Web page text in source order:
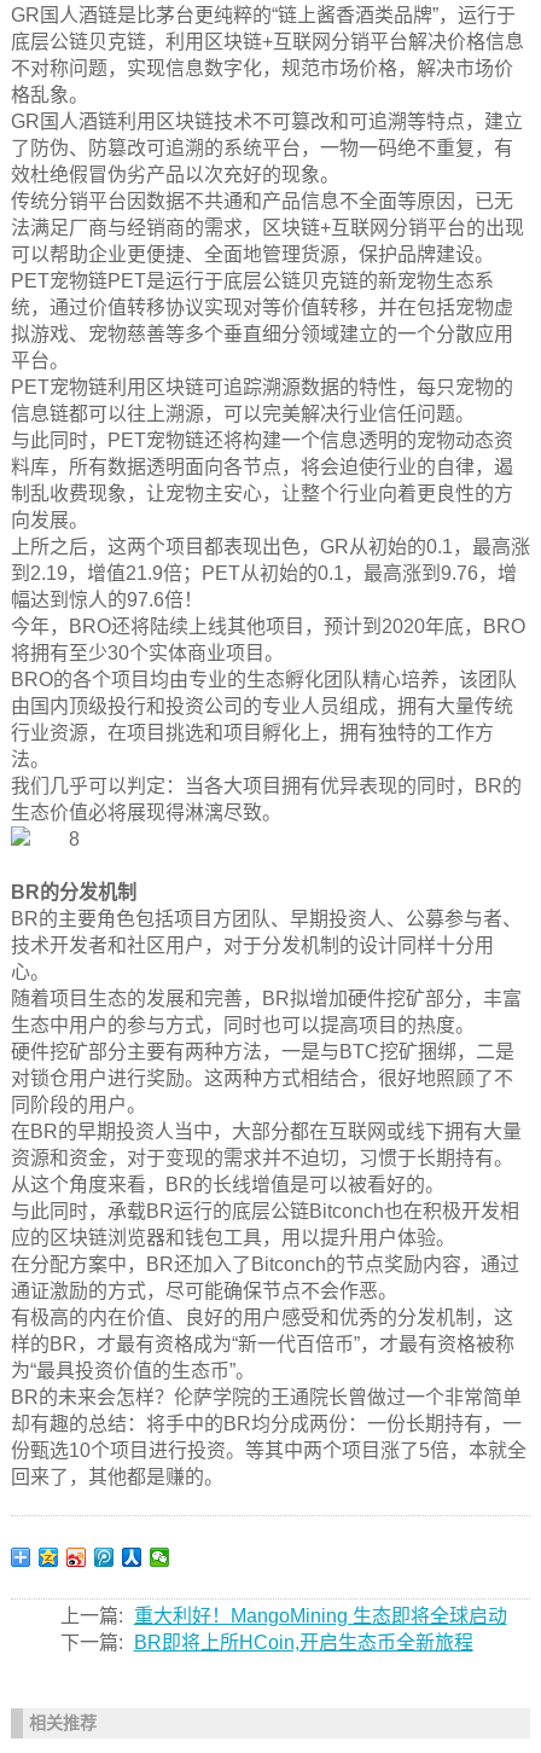
GR国人酒链是比茅台更纯粹的“链上酱香酒类品牌”，运行于
底层公链贝克链，利用区块链+互联网分销平台解决价格信息
不对称问题，实现信息数字化，规范市场价格，解决市场价
格乱象。
GR国人酒链利用区块链技术不可篡改和可追溯等特点，建立
了防伪、防篡改可追溯的系统平台，一物一码绝不重复，有
效杜绝假冒伪劣产品以次充好的现象。
传统分销平台因数据不共通和产品信息不全面等原因，已无
法满足厂商与经销商的需求，区块链+互联网分销平台的出现
可以帮助企业更便捷、全面地管理货源，保护品牌建设。
PET宠物链PET是运行于底层公链贝克链的新宠物生态系
统，通过价值转移协议实现对等价值转移，并在包括宠物虚
拟游戏、宠物慈善等多个垂直细分领域建立的一个分散应用
平台。
PET宠物链利用区块链可追踪溯源数据的特性，每只宠物的
信息链都可以往上溯源，可以完美解决行业信任问题。
与此同时，PET宠物链还将构建一个信息透明的宠物动态资
料库，所有数据透明面向各节点，将会迫使行业的自律，遏
制乱收费现象，让宠物主安心，让整个行业向着更良性的方
向发展。
上所之后，这两个项目都表现出色，GR从初始的0.1，最高涨
到2.19，增值21.9倍；PET从初始的0.1，最高涨到9.76，增
幅达到惊人的97.6倍！
今年，BRO还将陆续上线其他项目，预计到2020年底，BRO
将拥有至少30个实体商业项目。
BRO的各个项目均由专业的生态孵化团队精心培养，该团队
由国内顶级投行和投资公司的专业人员组成，拥有大量传统
行业资源，在项目挑选和项目孵化上，拥有独特的工作方
法。
我们几乎可以判定：当各大项目拥有优异表现的同时，BR的
生态价值必将展现得淋漓尽致。
BR的分发机制
BR的主要角色包括项目方团队、早期投资人、公募参与者、
技术开发者和社区用户，对于分发机制的设计同样十分用
心。
随着项目生态的发展和完善，BR拟增加硬件挖矿部分，丰富
生态中用户的参与方式，同时也可以提高项目的热度。
硬件挖矿部分主要有两种方法，一是与BTC挖矿捆绑，二是
对锁仓用户进行奖励。这两种方式相结合，很好地照顾了不
同阶段的用户。
在BR的早期投资人当中，大部分都在互联网或线下拥有大量
资源和资金，对于变现的需求并不迫切，习惯于长期持有。
从这个角度来看，BR的长线增值是可以被看好的。
与此同时，承载BR运行的底层公链Bitconch也在积极开发相
应的区块链浏览器和钱包工具，用以提升用户体验。
在分配方案中，BR还加入了Bitconch的节点奖励内容，通过
通证激励的方式，尽可能确保节点不会作恶。
有极高的内在价值、良好的用户感受和优秀的分发机制，这
样的BR，才最有资格成为“新一代百倍币”，才最有资格被称
为“最具投资价值的生态币”。
BR的未来会怎样？伦萨学院的王通院长曾做过一个非常简单
却有趣的总结：将手中的BR均分成两份：一份长期持有，一
份甄选10个项目进行投资。等其中两个项目涨了5倍，本就全
回来了，其他都是赚的。
上一篇:
重大利好！MangoMining 生态即将全球启动
下一篇:
BR即将上所HCoin,开启生态币全新旅程
相关推荐